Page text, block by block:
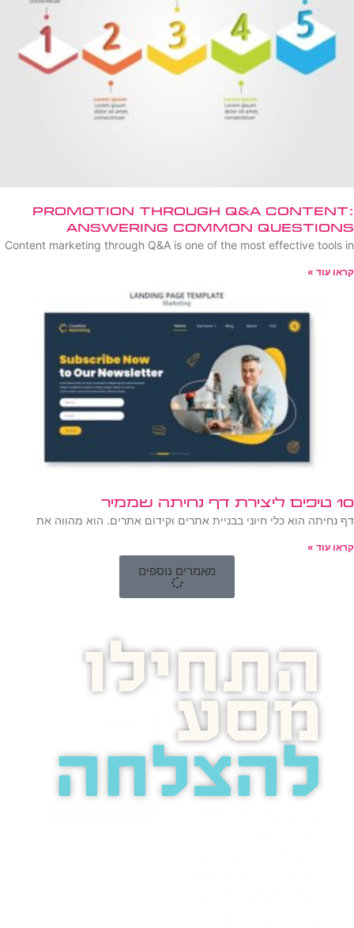
Promotion Through Q&A Content:
Answering Common Questions
Content marketing through Q&A is one of the most effective tools in
קראו עוד »
10 טיפים ליצירת דף נחיתה שממיר
דף נחיתה הוא כלי חיוני בבניית אתרים וקידום אתרים. הוא מהווה את
קראו עוד »
מאמרים נוספים
התחילו
מסע
להצלחה
בואו נדבר